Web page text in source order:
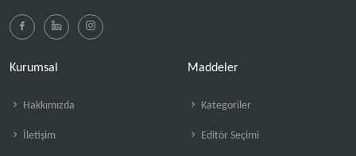
Kurumsal
Hakkımızda
İletişim
Maddeler
Kategoriler
Editör Seçimi